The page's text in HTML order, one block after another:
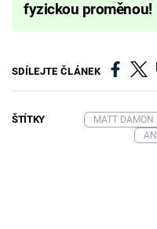
fyzickou proměnou!
SDÍLEJTE ČLÁNEK
ŠTÍTKY MATT DAMON